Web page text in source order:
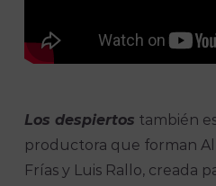
Los despiertos también
productora que forman
Frías y Luis Rallo, creada